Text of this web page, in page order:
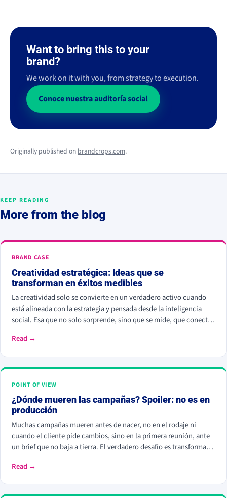
Want to bring this to your
brand?
We work on it with you, from strategy to execution.
Conoce nuestra auditoría social
Originally published on brandcrops.com.
KEEP READING
More from the blog
BRAND CASE
Creatividad estratégica: Ideas que se
transforman en éxitos medibles
La creatividad solo se convierte en un verdadero activo cuando
está alineada con la estrategia y pensada desde la inteligencia
social. Esa que no solo sorprende, sino que se mide, que conecta
Read →
POINT OF VIEW
¿Dónde mueren las campañas? Spoiler: no es en
producción
Muchas campañas mueren antes de nacer, no en el rodaje ni
cuando el cliente pide cambios, sino en la primera reunión, ante
un brief que no baja a tierra. El verdadero desafío es transformar
resultado: traducir el insight en ejecución.
Read →